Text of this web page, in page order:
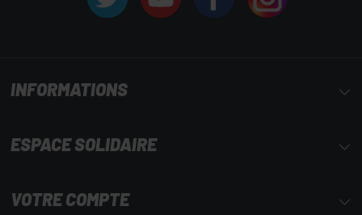
INFORMATIONS
ESPACE SOLIDAIRE
VOTRE COMPTE